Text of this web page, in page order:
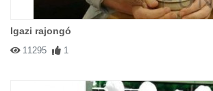
Igazi rajongó
11295 1